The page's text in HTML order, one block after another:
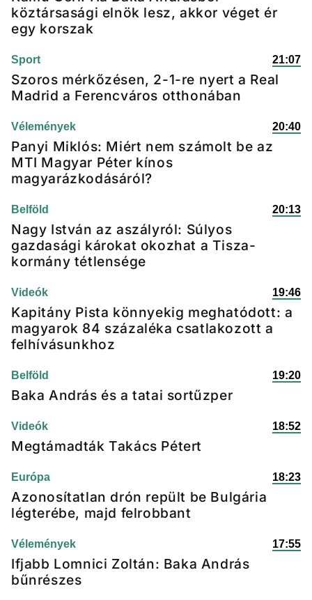
köztársasági elnök lesz, akkor véget ér
egy korszak
Sport 21:07
Szoros mérkőzésen, 2-1-re nyert a Real
Madrid a Ferencváros otthonában
Vélemények 20:40
Panyi Miklós: Miért nem számolt be az
MTI Magyar Péter kínos
magyarázkodásáról?
Belföld 20:13
Nagy István az aszályról: Súlyos
gazdasági károkat okozhat a Tisza-
kormány tétlensége
Videók 19:46
Kapitány Pista könnyekig meghatódott: a
magyarok 84 százaléka csatlakozott a
felhívásunkhoz
Belföld 19:20
Baka András és a tatai sortűzper
Videók 18:52
Megtámadták Takács Pétert
Európa 18:23
Azonosítatlan drón repült be Bulgária
légterébe, majd felrobbant
Vélemények 17:55
Ifjabb Lomnici Zoltán: Baka András
bűnrészes